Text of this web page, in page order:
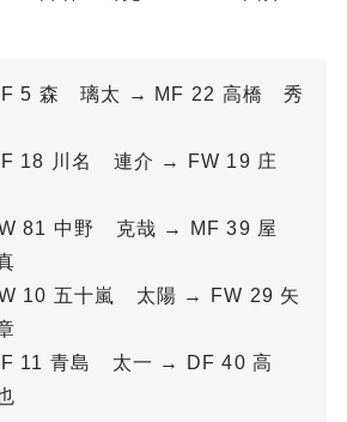
5 森 璃太 → MF 22 高橋 秀
18 川名 連介 → FW 19 庄
81 中野 克哉 → MF 39 屋
10 五十嵐 太陽 → FW 29 矢
11 青島 太一 → DF 40 高